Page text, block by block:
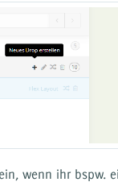
wenn ihr bspw.